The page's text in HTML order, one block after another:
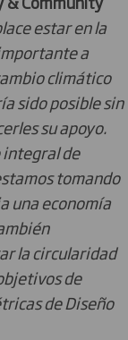
estar en la
importante a
climático
sido posible sin
su apoyo.
integral de
tomando
una economía
la circularidad
de
de Diseño